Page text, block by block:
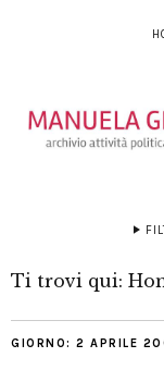
Ti trovi qui:
GIORNO: 2 APRILE